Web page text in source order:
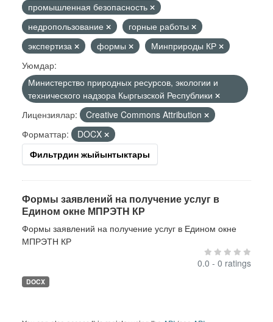
промышленная безопасность
недропользование
горные работы
экспертиза
формы
Минприроды КР
Уюмдар:
Министерство природных ресурсов, экологии и
технического надзора Кыргызской Республики
Лицензиялар:
Creative Commons Attribution
Форматтар:
DOCX
Фильтрдин жыйынтыктары
Формы заявлений на получение услуг в
Едином окне МПРЭТН КР
Формы заявлений на получение услуг в Едином окне
МПРЭТН КР
0.0 - 0 ratings
DOCX